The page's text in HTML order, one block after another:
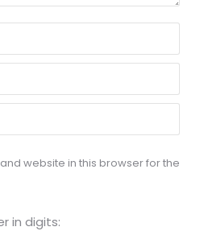
website in this browser for the
in digits: